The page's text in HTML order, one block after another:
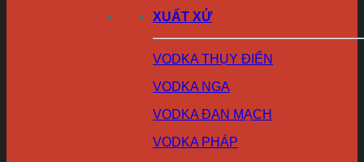
XUẤT XỨ
VODKA THỤY ĐIỂN
VODKA NGA
VODKA ĐAN MẠCH
VODKA PHÁP